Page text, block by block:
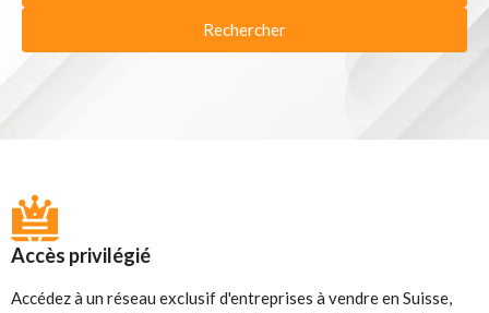
Rechercher
Accès privilégié
Accédez à un réseau exclusif d'entreprises à vendre en Suisse,